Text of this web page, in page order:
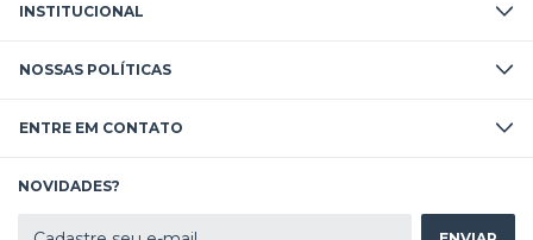
INSTITUCIONAL
NOSSAS POLÍTICAS
ENTRE EM CONTATO
NOVIDADES?